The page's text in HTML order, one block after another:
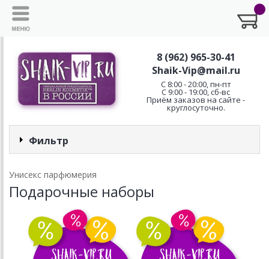
8 (962) 965-30-41
Shaik-Vip@mail.ru
C 8:00 - 20:00, пн-пт
С 9:00 - 19:00, сб-вс
Приём заказов на сайте -
круглосуточно.
Фильтр
Унисекс парфюмерия
Подарочные наборы